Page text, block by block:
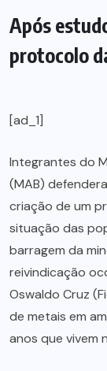
Após
protocolo
[ad_1]
Integrantes do
(MAB)
criação de um
situação das
barragem da
reivindicação
Oswaldo Cruz
de metais em
anos que vivem